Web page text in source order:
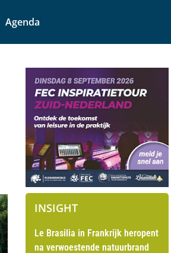
Agenda
INSIGHT
Le Brasilia in Frankrijk heropent
na verwoestende natuurbrand